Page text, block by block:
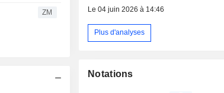
ZM Le 04 juin 2026 à 14:46
Plus d'analyses
Notations